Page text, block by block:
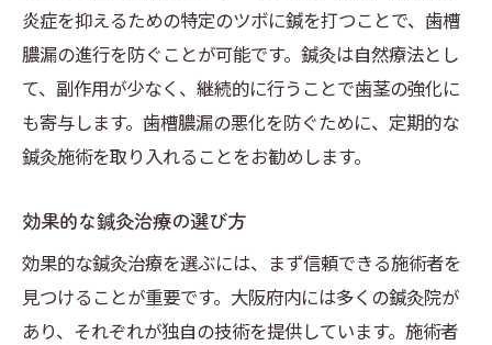
炎症を抑えるための特定のツボに鍼を打つことで、歯槽
膿漏の進行を防ぐことが可能です。鍼灸は自然療法とし
て、副作用が少なく、継続的に行うことで歯茎の強化に
も寄与します。歯槽膿漏の悪化を防ぐために、定期的な
鍼灸施術を取り入れることをお勧めします。
効果的な鍼灸治療の選び方
効果的な鍼灸治療を選ぶには、まず信頼できる施術者を
見つけることが重要です。大阪府内には多くの鍼灸院が
あり、それぞれが独自の技術を提供しています。施術者